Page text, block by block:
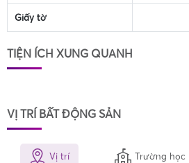
Giấy tờ
TIỆN ÍCH XUNG QUANH
VỊ TRÍ BẤT ĐỘNG SẢN
Vị trí Trường học